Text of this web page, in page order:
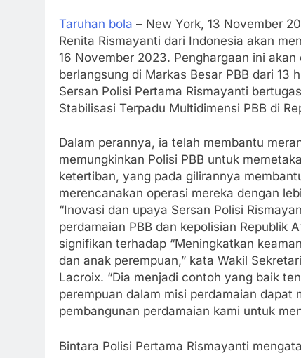
Taruhan bola – New York, 13 November
Renita Rismayanti dari Indonesia akan
16 November 2023. Penghargaan ini
berlangsung di Markas Besar PBB dari 13
Sersan Polisi Pertama Rismayanti
Stabilisasi Terpadu Multidimensi PBB di
Dalam perannya, ia telah membantu
memungkinkan Polisi PBB untuk
ketertiban, yang pada gilirannya
merencanakan operasi mereka dengan
“Inovasi dan upaya Sersan Polisi
perdamaian PBB dan kepolisian Republik
signifikan terhadap “Meningkatkan
dan anak perempuan,” kata Wakil
Lacroix. “Dia menjadi contoh yang baik
perempuan dalam misi perdamaian
pembangunan perdamaian kami untuk
Bintara Polisi Pertama Rismayanti